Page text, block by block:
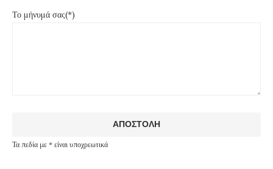
Το μήνυμά σας(*)
Τα πεδία με * είναι υποχρεωτικά